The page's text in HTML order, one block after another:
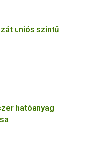
uniós szintű
hatóanyag